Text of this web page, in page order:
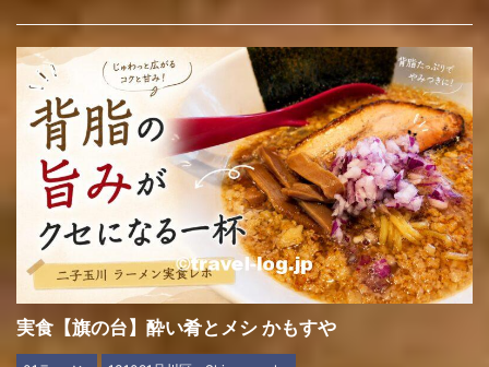
実食【旗の台】酔い肴とメシ かもすや